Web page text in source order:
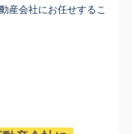
産会社にお任せするこ